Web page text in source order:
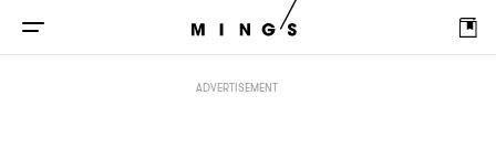
ADVERTISEMENT
，HERMÈS 、GIVENCHY